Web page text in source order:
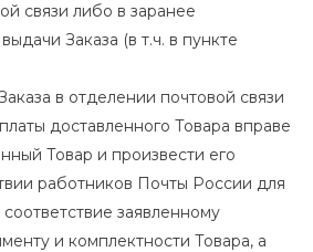
связи либо в заранее
Заказа (в т.ч. в пункте
в отделении почтовой связи
доставленного Товара вправе
Товар и произвести его
работников Почты России для
заявленному
и комплектности Товара, а